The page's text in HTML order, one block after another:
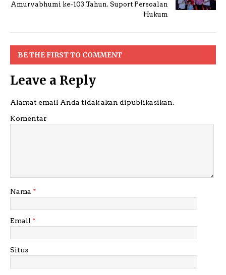
Amurvabhumi ke-103 Tahun. Suport Persoalan
Hukum
BE THE FIRST TO COMMENT
Leave a Reply
Alamat email Anda tidak akan dipublikasikan.
Komentar
Nama *
Email *
Situs